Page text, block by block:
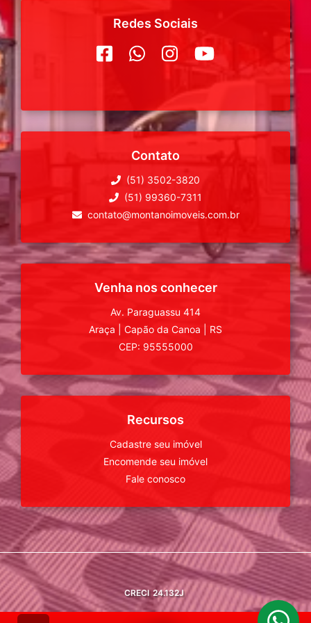
Redes Sociais
Contato
(51) 3502-3820
(51) 99360-7311
contato@montanoimoveis.com.br
Venha nos conhecer
Av. Paraguassu 414
Araça
Capão da Canoa
RS
CEP: 95555000
Recursos
Cadastre seu imóvel
Encomende seu imóvel
Fale conosco
CRECI 24.132J